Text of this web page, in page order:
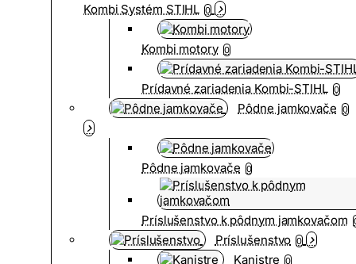
Kombi Systém STIHL 0
Kombi motory 0
Prídavné zariadenia Kombi-STIHL 0
Pôdne jamkovače 0
Pôdne jamkovače 0
Príslušenstvo k pôdnym jamkovačom
Príslušenstvo 0
Kanistre 0